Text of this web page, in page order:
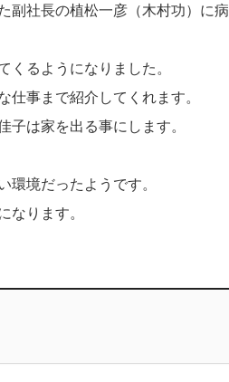
副社長の植松一彦（木村功）に病
くるようになりました。
仕事まで紹介してくれます。
は家を出る事にします。
環境だったようです。
なります。